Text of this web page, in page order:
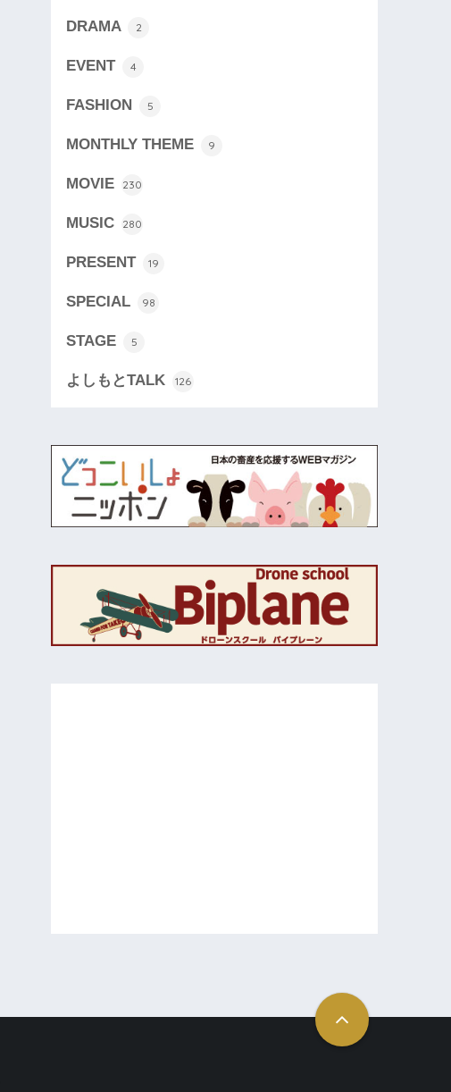
DRAMA 2
EVENT 4
FASHION 5
MONTHLY THEME 9
MOVIE 230
MUSIC 280
PRESENT 19
SPECIAL 98
STAGE 5
よしもとTALK 126